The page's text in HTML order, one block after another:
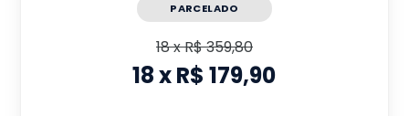
PARCELADO
18xR$ 359,80
18xR$ 179,90